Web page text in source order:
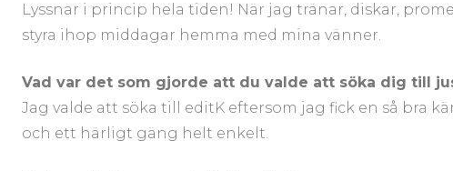
Lyssnar i princip hela tiden! När jag tränar, diskar,
styra ihop middagar hemma med mina vänner.
Vad var det som gjorde att du valde att söka dig till
Jag valde att söka till editK eftersom jag fick en så bra
och ett härligt gäng helt enkelt.